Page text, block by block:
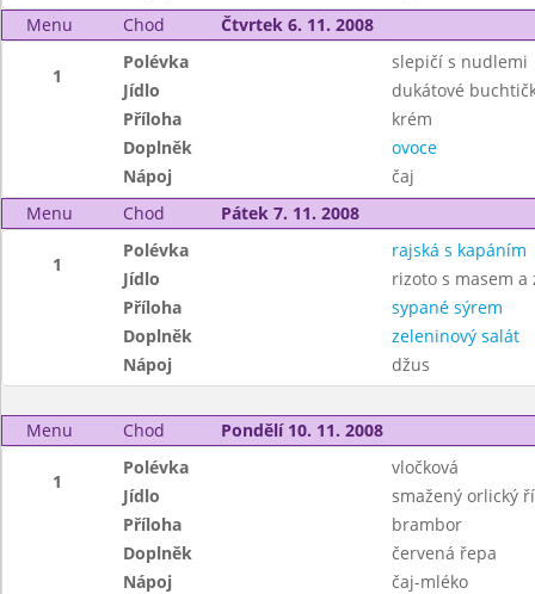
Menu
Chod Čtvrtek 6. 11. 2008
1
Polévka
slepičí s nudlemi
Jídlo
dukátové
Příloha
krém
Doplněk
ovoce
Nápoj
čaj
Menu
Chod Pátek 7. 11. 2008
1
Polévka
rajská s kapáním
Jídlo
rizoto s masem a
Příloha
sypané sýrem
Doplněk
zeleninový salát
Nápoj
džus
Menu Chod Pondělí 10. 11. 2008
1
Polévka
vločková
Jídlo
smažený orlický
Příloha
brambor
Doplněk
červená řepa
Nápoj
čaj-mléko